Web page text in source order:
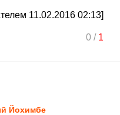
11.02.2016 02:13]
0/ 1
Йохимбе